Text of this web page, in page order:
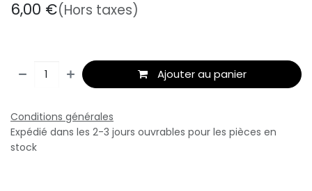
6,00 €(Hors taxes)
Ajouter au panier
Conditions générales
Expédié dans les 2-3 jours ouvrables pour les pièces en
stock